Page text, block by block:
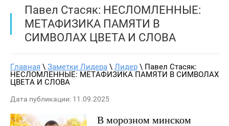
Павел Стасяк: НЕСЛОМЛЕННЫЕ:
МЕТАФИЗИКА ПАМЯТИ В
СИМВОЛАХ ЦВЕТА И СЛОВА
Главная \ Заметки Лидера \ Лидер \ Павел Стасяк:
НЕСЛОМЛЕННЫЕ: МЕТАФИЗИКА ПАМЯТИ В СИМВОЛАХ
ЦВЕТА И СЛОВА
Дата публикации: 11.09.2025
В морозном минском